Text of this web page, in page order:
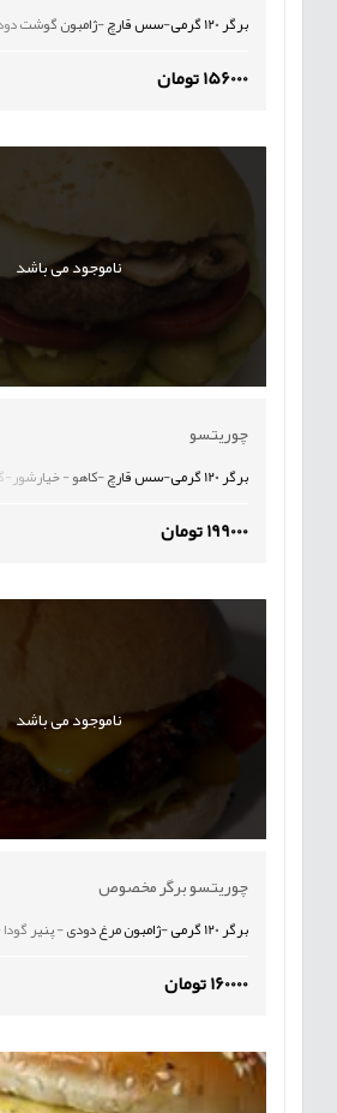
برگر 120 گرمی-سس قارچ -ژامبون گوشت دودی - پنیر گودا -کاهو - خیارشور
156000 تومان
ناموجود می باشد
چوریتسو
برگر 120 گرمی-سس قارچ -کاهو - خیارشور-گوجه
199000 تومان
ناموجود می باشد
چوریتسو برگر مخصوص
برگر 120 گرمی -ژامبون مرغ دودی - پنیر گودا - کاهو - خیارشور-گوجه-شنیسل مرغ
160000 تومان